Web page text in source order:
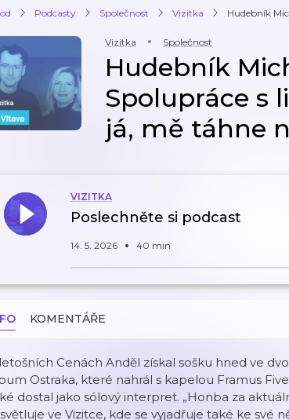
Podcasty Společnost Vizitka Hudebník
Vizitka Společnost
Hudebník
Spolupráce s
já, mě táhne
VIZITKA
Poslechněte si podcast
14. 5. 2026 40 min
KOMENTÁŘE
Cenách Anděl získal sošku hned ve
Ostraka, které nahrál s kapelou Framus
dostal jako sólový interpret. „Honba za
ve Vizitce, kde se vyjadřuje také ke své